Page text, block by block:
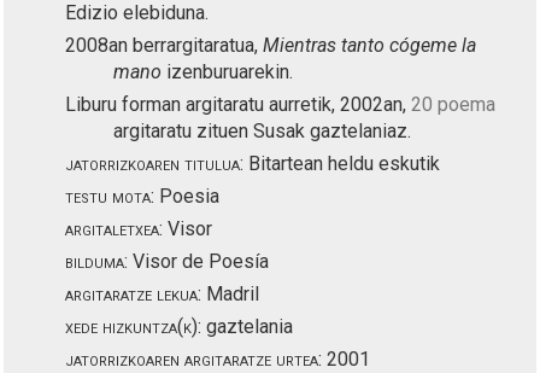
Edizio elebiduna.
2008an berrargitaratua,Mientras tanto cógeme la
mano izenburuarekin.
Liburu forman argitaratu aurretik, 2002an,20 poema
argitaratu zituen Susak gaztelaniaz.
jatorrizkoaren titulua: Bitartean heldu eskutik
testu mota: Poesia
argitaletxea: Visor
bilduma: Visor de Poesía
argitaratze lekua: Madril
xede hizkuntza(k): gaztelania
jatorrizkoaren argitaratze urtea: 2001